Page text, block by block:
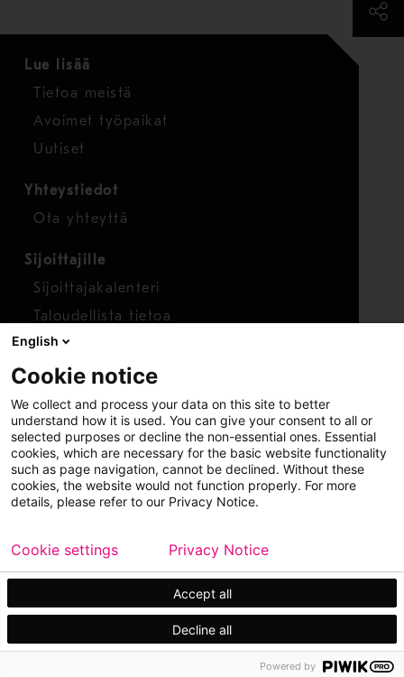
Lue lisää
Tietoa meistä
Avoimet työpaikat
Uutiset
Yhteystiedot
Ota yhteyttä
Sijoittajille
Sijoittajakalenteri
Taloudellista tietoa
Osakkeet
Raportoi huolenaihe
Whistleblower-työkalu
Copyright © 2026 Metso
Sivukartta
Käyttöehdot
Tietosuoja Tavaramerkit
English
Cookie notice
We collect and process your data on this site to better
understand how it is used. You can give your consent to all or
selected purposes or decline the non-essential ones. Essential
cookies, which are necessary for the basic website functionality
such as page navigation, cannot be declined. Without these
cookies, the website would not function properly. For more
details, please refer to our Privacy Notice.
Accept all
Decline all
Cookie settings Privacy Notice
Powered by